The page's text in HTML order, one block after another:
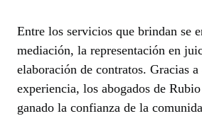
Entre los servicios que brindan se
mediación, la representación en
elaboración de contratos. Gracias
experiencia, los abogados de
ganado la confianza de la